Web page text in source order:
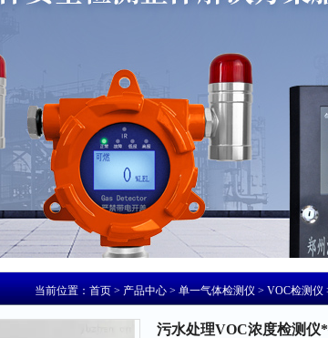
当前位置：首页>产品中心>单一气体检测仪>VOC检测仪
污水处理VOC浓度检测仪